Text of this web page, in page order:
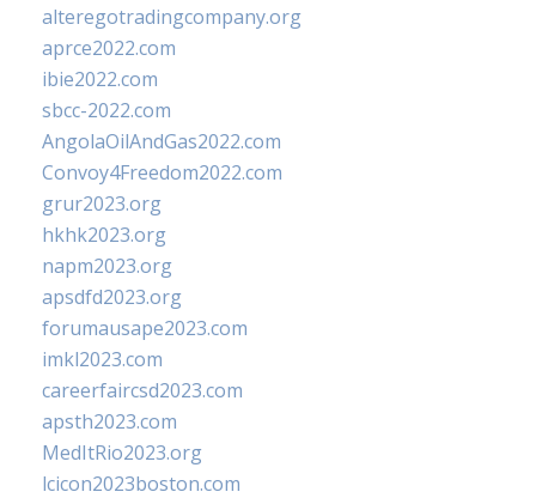
alteregotradingcompany.org
aprce2022.com
ibie2022.com
sbcc-2022.com
AngolaOilAndGas2022.com
Convoy4Freedom2022.com
grur2023.org
hkhk2023.org
napm2023.org
apsdfd2023.org
forumausape2023.com
imkl2023.com
careerfaircsd2023.com
apsth2023.com
MedItRio2023.org
lcicon2023boston.com